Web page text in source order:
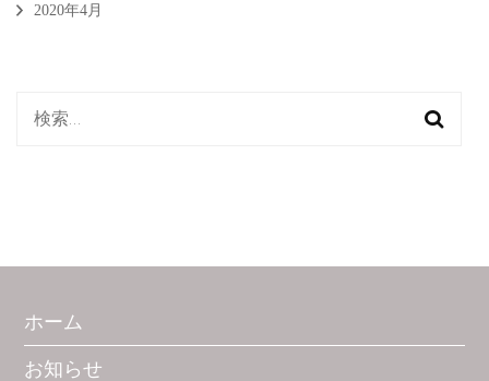
2020年4月
検
ホーム
お知らせ